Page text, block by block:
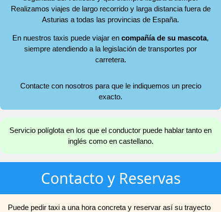
Realizamos viajes de largo recorrido y larga distancia fuera de
Asturias a todas las provincias de España.
En nuestros taxis puede viajar en compañía de su mascota,
siempre atendiendo a la legislación de transportes por
carretera.
Contacte con nosotros para que le indiquemos un precio
exacto.
Servicio políglota en los que el conductor puede hablar tanto en
inglés como en castellano.
Contacto y Reservas
Puede pedir taxi a una hora concreta y reservar así su trayecto